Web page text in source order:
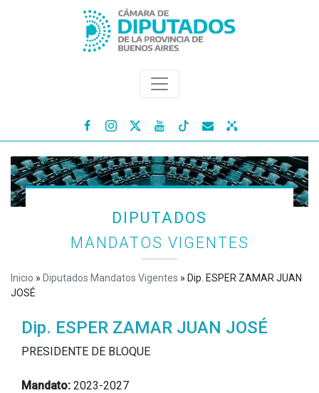
   
DIPUTADOS
MANDATOS VIGENTES
Inicio » Diputados Mandatos Vigentes » Dip. ESPER ZAMAR JUAN
JOSÉ
Dip. ESPER ZAMAR JUAN JOSÉ
PRESIDENTE DE BLOQUE
Mandato: 2023-2027